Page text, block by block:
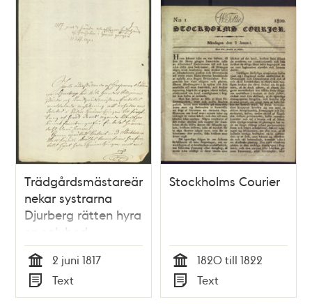
Trädgårdsmästareämbetet
nekar systrarna
Djurberg rätten hyra
en salubod
Tid
2 juni 1817
Typ
Text
Stockholms Courier
Tid
1820 till 1822
Typ
Text